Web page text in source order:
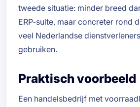
tweede situatie: minder breed
ERP-suite, maar concreter rond
veel Nederlandse
gebruiken.
Praktisch voorbeeld
Een handelsbedrijf met